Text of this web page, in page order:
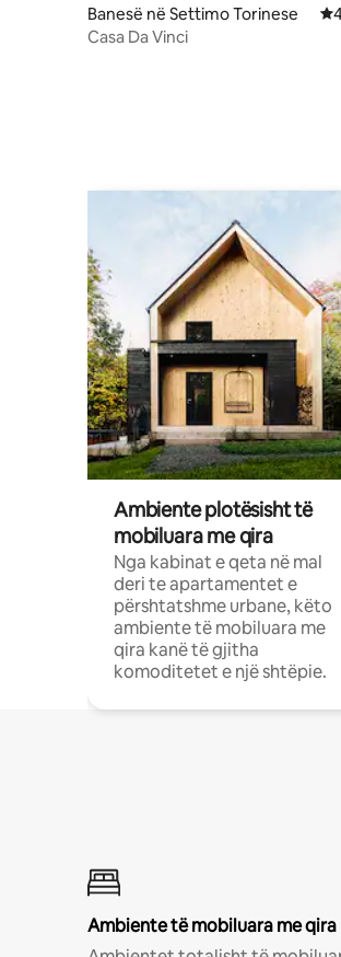
Banesë në Settimo Torinese
Casa Da Vinci
Ambiente plotësisht të
mobiluara me qira
Nga kabinat e qeta në mal
deri te apartamentet e
përshtatshme urbane, këto
ambiente të mobiluara me
qira kanë të gjitha
komoditetet e një shtëpie.
Ambiente të mobiluara me qira